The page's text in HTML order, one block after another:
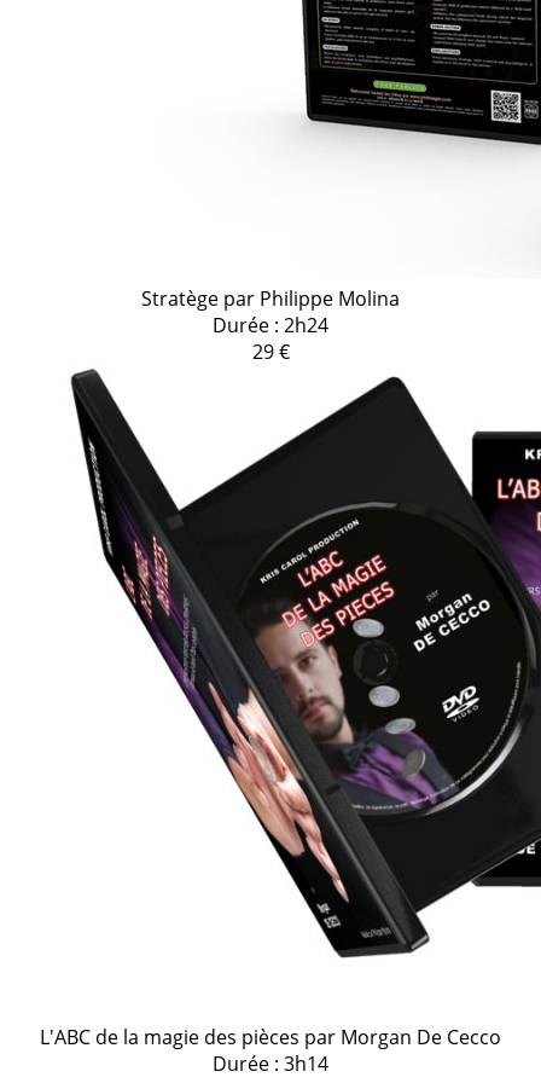
Stratège par Philippe Molina
Durée : 2h24
29 €
L'ABC de la magie des pièces par Morgan De Cecco
Durée : 3h14